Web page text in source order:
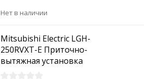
Нет в наличии
Mitsubishi Electric LGH-
250RVXT-E Приточно-
вытяжная установка